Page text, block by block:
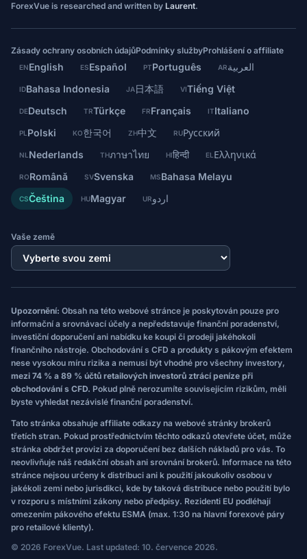
ForexVue is researched and written by Laurent.
Zásady ochrany osobních údajůPodmínky službyProhlášení o affiliate
ENEnglish ESEspañol PTPortuguês ARالعربية
IDBahasa Indonesia JA日本語 VITiếng Việt
DEDeutsch TRTürkçe FRFrançais ITItaliano
PL Polski KO한국어 ZH中文 RUРусский
NL Nederlands THภาษาไทย HIहिन्दी EL Ελληνικά
RORomână SVSvenska MSBahasa Melayu
CSČeština HUMagyar URاردو
Vaše země
Upozornění: Obsah na této webové stránce je poskytován pouze pro
informační a srovnávací účely a nepředstavuje finanční poradenství,
investiční doporučení ani nabídku ke koupi či prodeji jakéhokoli
finančního nástroje. Obchodování s CFD a produkty s pákovým efektem
nese vysokou míru rizika a nemusí být vhodné pro všechny investory,
mezi 74 % a 89 % účtů retailových investorů ztrácí peníze při
obchodování s CFD. Pokud plně nerozumíte souvisejícím rizikům, měli
byste vyhledat nezávislé finanční poradenství.
Tato stránka obsahuje affiliate odkazy na webové stránky brokerů
třetích stran. Pokud prostřednictvím těchto odkazů otevřete účet, může
stránka obdržet provizi za doporučení bez dalších nákladů pro vás. To
neovlivňuje náš redakční obsah ani srovnání brokerů. Informace na této
stránce nejsou určeny k distribuci ani k použití jakoukoliv osobou v
jakékoli zemi nebo jurisdikci, kde by taková distribuce nebo použití bylo
v rozporu s místními zákony nebo předpisy. Rezidenti EU podléhají
omezením pákového efektu ESMA (max. 1:30 na hlavní forexové páry
pro retailové klienty).
© 2026 ForexVue. Last updated: 10. července 2026.